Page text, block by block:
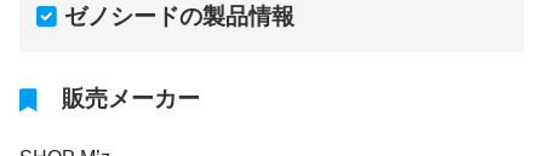
ゼノシードの製品情報
販売メーカー